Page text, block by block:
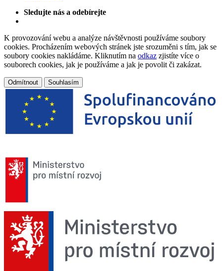
Sledujte nás a odebírejte
K provozování webu a analýze návštěvnosti používáme soubory
cookies. Procházením webových stránek jste srozuměni s tím, jak se
soubory cookies nakládáme. Kliknutím na odkaz zjistíte více o
souborech cookies, jak je používáme a jak je povolit či zakázat.
Odmítnout Souhlasím